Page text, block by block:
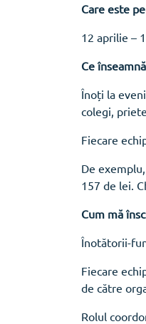
Care este
12 aprilie –
Ce
Înoți la
colegi,
Fiecare
De
157 de lei.
Cum mă
Înotătorii-
Fiecare
de către
Rolul